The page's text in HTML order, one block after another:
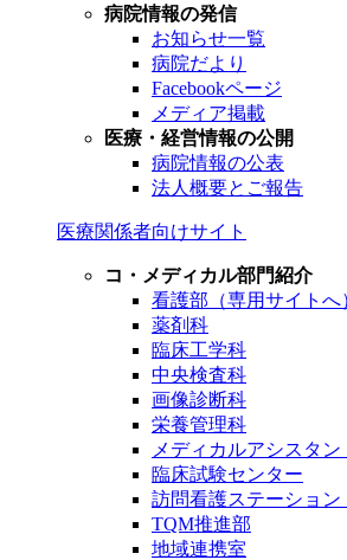
病院情報の発信
お知らせ一覧
病院だより
Facebookページ
メディア掲載
医療・経営情報の公開
病院情報の公表
法人概要とご報告
医療関係者向けサイト
コ・メディカル部門紹介
看護部（専用サイトへ
薬剤科
臨床工学科
中央検査科
画像診断科
栄養管理科
メディカルアシスタン
臨床試験センター
訪問看護ステーション
TQM推進部
地域連携室